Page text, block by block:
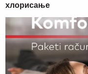
хлорисање